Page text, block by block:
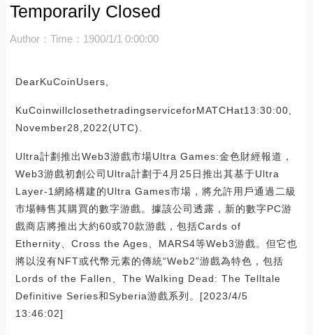
Temporarily Closed
Author： Time：1900/1/1 0:00:00
DearKuCoinUsers,
KuCoinwillclosethetradingserviceforMATCHat13:30:00,
November28,2022(UTC).
Ultra計劃推出Web3游戲市場Ultra Games:金色財經報道，
Web3游戲初創公司Ultra計劃于4月25日推出其基于Ultra
Layer-1網絡構建的Ultra Games市場，將允許用戶通過二級
市場轉售其購買的數字游戲。據該公司透露，新的數字PC游
戲商店將推出大約60或70款游戲，包括Cards of
Ethernity、Cross the Ages、MARS4等Web3游戲。但它也
將以沒有NFT或代幣元素的傳統“Web2”游戲為特色，包括
Lords of the Fallen、The Walking Dead: The Telltale
Definitive Series和Syberia游戲系列。[2023/4/5
13:46:02]